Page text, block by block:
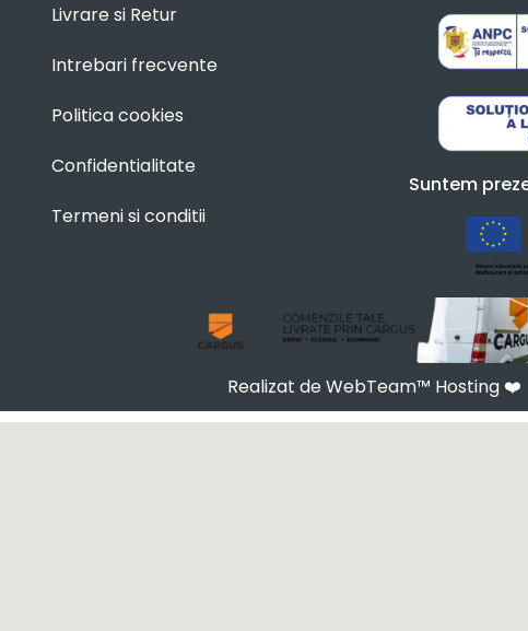
Livrare si Retur
Intrebari frecvente
Politica cookies
Confidentialitate
Termeni si conditii
Suntem
Realizat de WebTeam™ Hosting ❤️